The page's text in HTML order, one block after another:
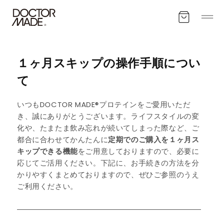
ンテンツに進む
カート
１ヶ月スキップの操作手順につい
て
いつもDOCTOR MADE®プロテインをご愛用いただ
き、誠にありがとうございます。ライフスタイルの変
化や、たまたま飲み忘れが続いてしまった際など、ご
都合に合わせてかんたんに定期でのご購入を１ヶ月ス
キップできる機能をご用意しておりますので、必要に
応じてご活用ください。下記に、お手続きの方法を分
かりやすくまとめておりますので、ぜひご参照のうえ
ご利用ください。